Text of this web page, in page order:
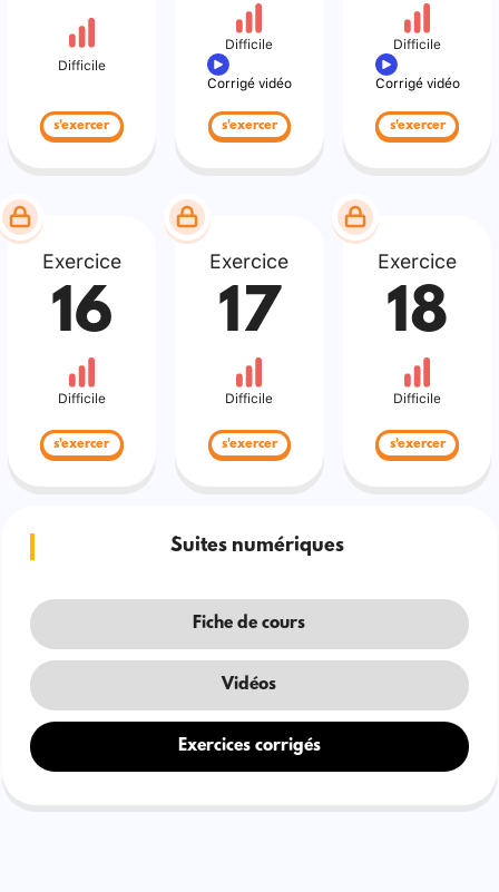
Difficile
s'exercer
Difficile
Corrigé vidéo
s'exercer
Difficile
Corrigé vidéo
s'exercer
Exercice
16
Difficile
s'exercer
Exercice
17
Difficile
s'exercer
Exercice
18
Difficile
s'exercer
Suites numériques
Fiche de cours
Vidéos
Exercices corrigés